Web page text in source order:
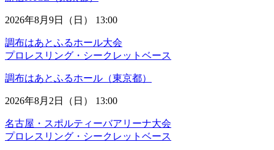
2026年8月9日（日） 13:00
調布はあとふるホール大会
プロレスリング・シークレットベース
調布はあとふるホール（東京都）
2026年8月2日（日） 13:00
名古屋・スポルティーバアリーナ大会
プロレスリング・シークレットベース